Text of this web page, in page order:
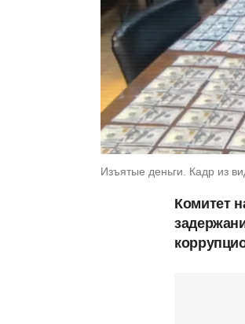
Изъятые деньги. Кадр из
Комитет